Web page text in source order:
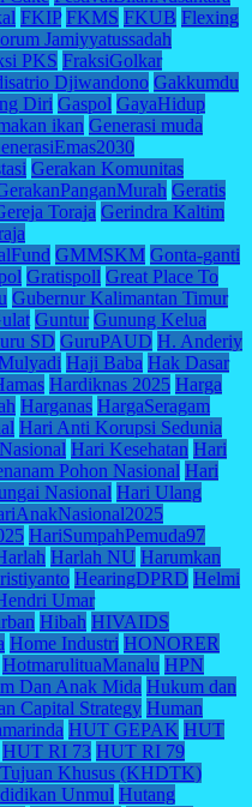
FKIP FKMS FKUB Flexing
Jamiyyatussadah
PKS FraksiGolkar
Djiwandono Gakkumdu
Diri Gaspol GayaHidup
ikan Generasi muda
Gerakan Komunitas
Geratis
Toraja Gerindra Kaltim
GMMSKM Gonta-ganti
Gratispoll Great Place To
Gubernur Kalimantan Timur
Guntur Gunung Kelua
SD GuruPAUD H. Anderiy
Haji Baba Hak Dasar
Hardiknas 2025 Harga
Harganas HargaSeragam
Hari Anti Korupsi Sedunia
Hari Kesehatan Hari
Pohon Nasional Hari
Nasional Hari Ulang
HariSumpahPemuda97
Harlah NU Harumkan
HearingDPRD Helmi
Umar
Hibah HIVAIDS
Home Industri HONORER
HotmarulituaManalu HPN
Dan Anak Mida Hukum dan
Capital Strategy Human
HUT GEPAK HUT
HUT RI 73 HUT RI 79
Khusus (KHDTK)
Unmul Hutang